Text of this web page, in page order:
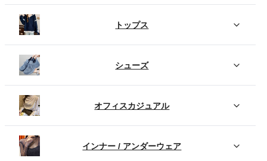
トップス
シューズ
オフィスカジュアル
インナー / アンダーウェア